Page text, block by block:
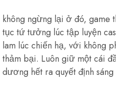
không ngừng lại ở đó, game
tục tứ tưởng lúc tập luyện
lam lúc chiến hạ, với không
thảm bại. Luôn giữ một cái
dương hết ra quyết định sáng